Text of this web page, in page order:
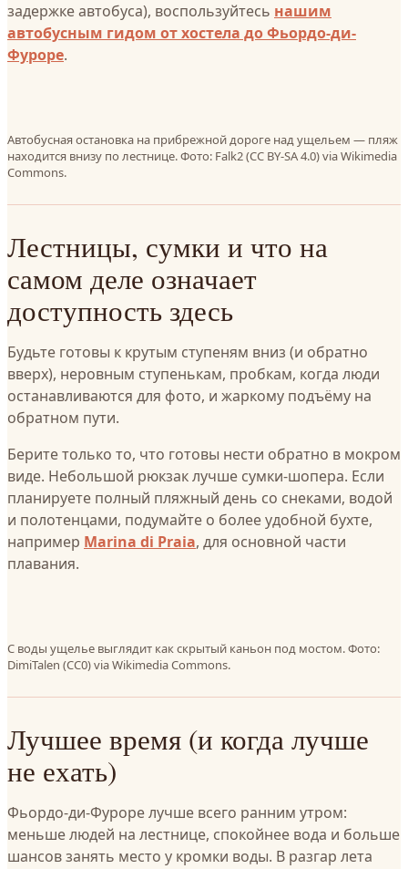
задержке автобуса), воспользуйтесь нашим
автобусным гидом от хостела до Фьордо-ди-
Фуроре.
Автобусная остановка на прибрежной дороге над ущельем — пляж
находится внизу по лестнице. Фото: Falk2 (CC BY-SA 4.0) via Wikimedia
Commons.
Лестницы, сумки и что на
самом деле означает
доступность здесь
Будьте готовы к крутым ступеням вниз (и обратно
вверх), неровным ступенькам, пробкам, когда люди
останавливаются для фото, и жаркому подъёму на
обратном пути.
Берите только то, что готовы нести обратно в мокром
виде. Небольшой рюкзак лучше сумки-шопера. Если
планируете полный пляжный день со снеками, водой
и полотенцами, подумайте о более удобной бухте,
например Marina di Praia, для основной части
плавания.
С воды ущелье выглядит как скрытый каньон под мостом. Фото:
DimiTalen (CC0) via Wikimedia Commons.
Лучшее время (и когда лучше
не ехать)
Фьордо-ди-Фуроре лучше всего ранним утром:
меньше людей на лестнице, спокойнее вода и больше
шансов занять место у кромки воды. В разгар лета